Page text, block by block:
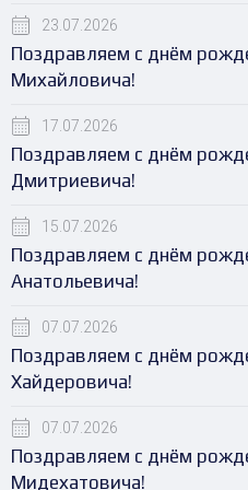
23.07.2026
Поздравляем с днём
Михайловича!
17.07.2026
Поздравляем с днём
Дмитриевича!
15.07.2026
Поздравляем с днём
Анатольевича!
07.07.2026
Поздравляем с днём
Хайдеровича!
07.07.2026
Поздравляем с днём
Мидехатовича!